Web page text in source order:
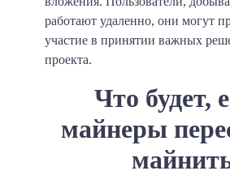
работают удаленно, они могут
участие в принятии важных
проекта.
Что будет,
майнеры